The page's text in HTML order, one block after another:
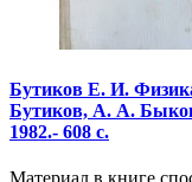
Бутиков Е. И.
Бутиков, А. А.
1982.- 608 с.